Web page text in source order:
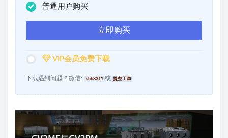
普通用户购买
立即购买
VIP会员免费下载
下载遇到问题？微信: shb8311 或 提交工单